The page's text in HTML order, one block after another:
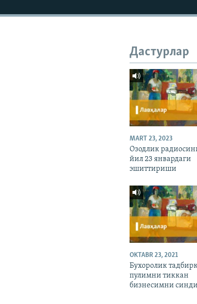
Дастурлар
MART 23, 2023
Озодлик
йил 23 январдаги
эшиттириши
OKTABR 23, 2021
Бухоролик
пулимни тиккан
бизнесимни